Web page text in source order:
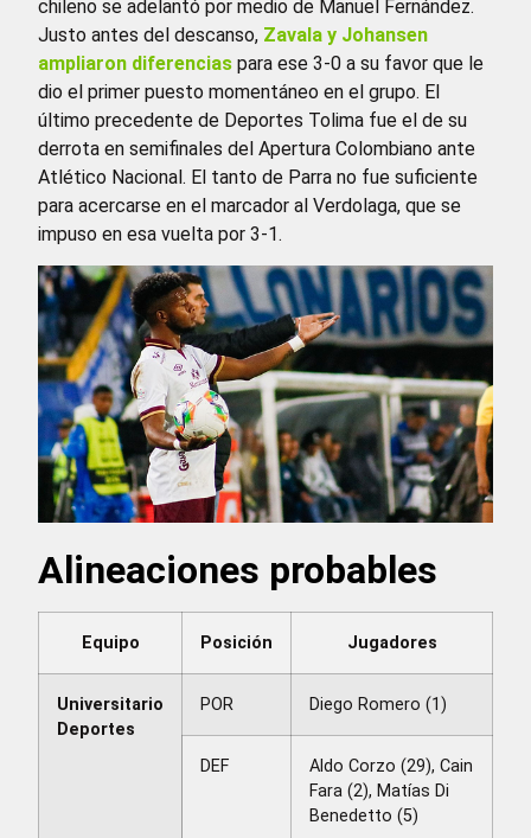
chileno se adelantó por medio de Manuel Fernández.
Justo antes del descanso, Zavala y Johansen
ampliaron diferencias para ese 3-0 a su favor que le
dio el primer puesto momentáneo en el grupo. El
último precedente de Deportes Tolima fue el de su
derrota en semifinales del Apertura Colombiano ante
Atlético Nacional. El tanto de Parra no fue suficiente
para acercarse en el marcador al Verdolaga, que se
impuso en esa vuelta por 3-1.
Alineaciones probables
Equipo Posición Jugadores
Universitario
Deportes
POR Diego Romero (1)
DEF
Aldo Corzo (29), Cain
Fara (2), Matías Di
Benedetto (5)